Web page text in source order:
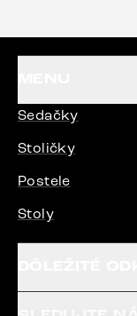
Sedačky
Stoličky
Postele
Stoly